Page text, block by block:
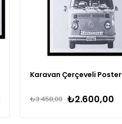
Karavan Çerçeveli Poster
₺2.600,00
₺3.458,00